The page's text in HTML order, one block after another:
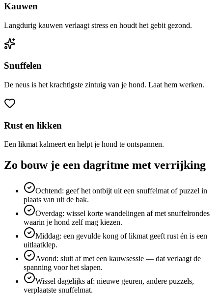
Kauwen
Langdurig kauwen verlaagt stress en houdt het gebit gezond.
Snuffelen
De neus is het krachtigste zintuig van je hond. Laat hem werken.
Rust en likken
Een likmat kalmeert en helpt je hond te ontspannen.
Zo bouw je een dagritme met verrijking
Ochtend: geef het ontbijt uit een snuffelmat of puzzel in
plaats van uit de bak.
Overdag: wissel korte wandelingen af met snuffelrondes
waarin je hond zelf mag kiezen.
Middag: een gevulde kong of likmat geeft rust én is een
uitlaatklep.
Avond: sluit af met een kauwsessie — dat verlaagt de
spanning voor het slapen.
Wissel dagelijks af: nieuwe geuren, andere puzzels,
verplaatste snuffelmat.